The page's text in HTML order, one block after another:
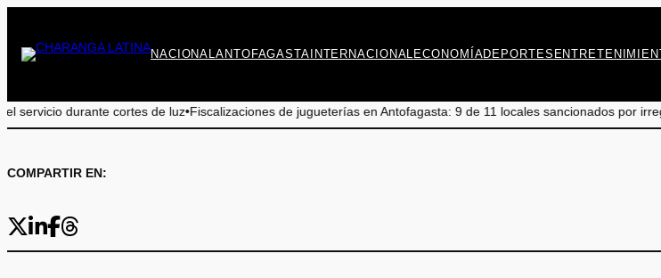
contenido
NACIONALANTOFAGASTA INTERNACIONAL ECONOMÍADEPORTES
de luz•Fiscalizaciones de jugueterías en Antofagasta: 9 de 11 locales sancionados por irregularidades•Don
COMPARTIR EN: